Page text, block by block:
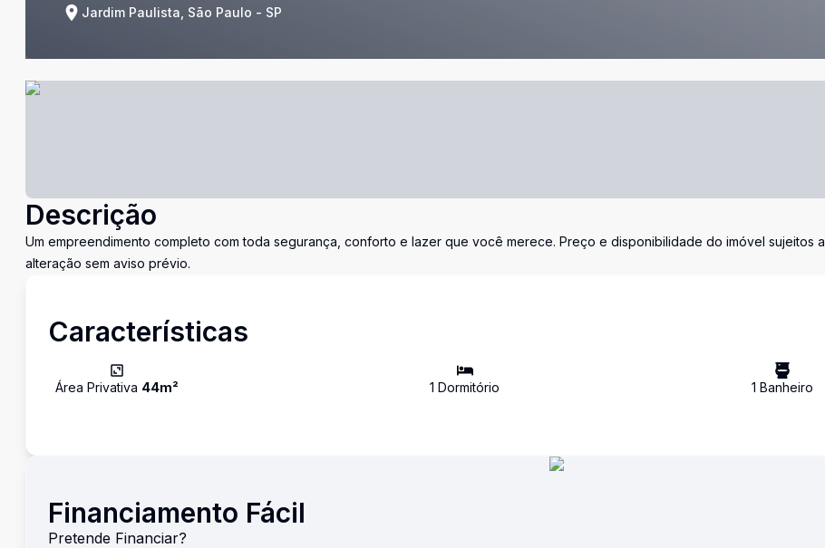
Jardim Paulista, São Paulo - SP
Descrição
Um empreendimento completo com toda segurança, conforto e lazer que você merece. Preço e disponibilidade do imóvel sujeitos a
alteração sem aviso prévio.
Características
Área Privativa 44m² 1 Dormitório 1 Banheiro
Financiamento Fácil
Pretende Financiar?